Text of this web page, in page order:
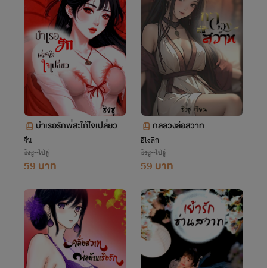
บำเรอรักพี่สะใภ้ใจเปลี่ยว
จีน
ซิงซู--ไป๋ลู่
59 บาท
กลลวงล่อสวาท
อีโรติก
ซิงซู--ไป๋ลู่
59 บาท